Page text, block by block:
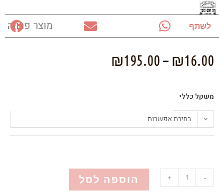
מוצר פרווה לשתף
₪16.00
–
₪195.00
משקל כללי
בחירת אפשרות
-
+ הוספה לסל